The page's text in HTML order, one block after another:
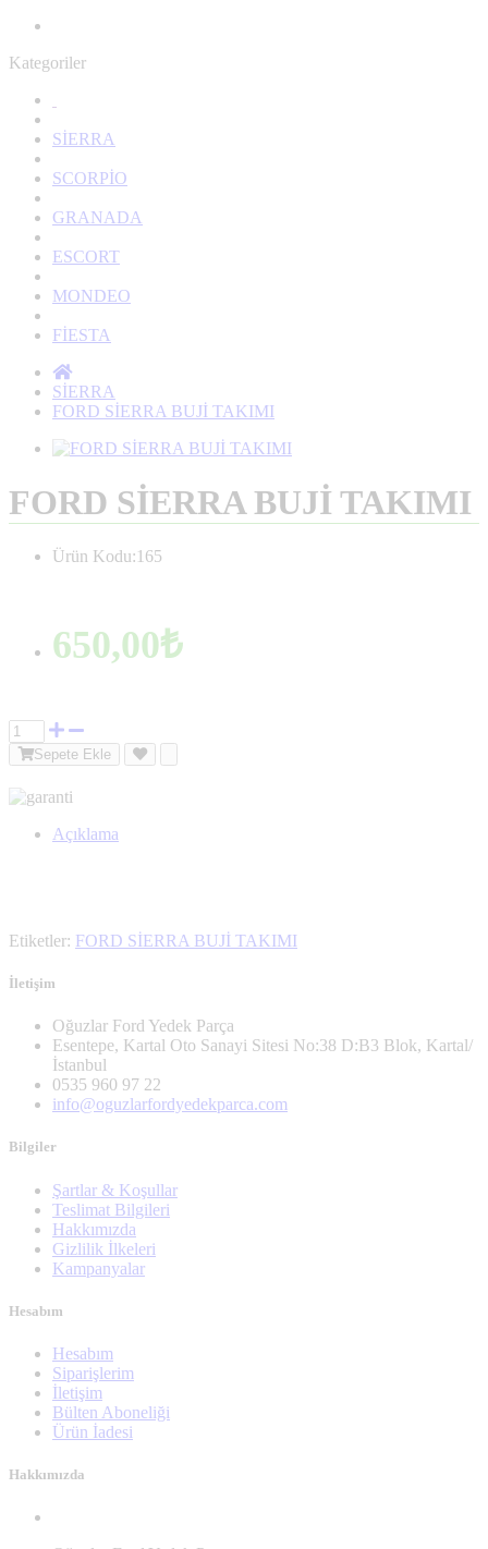
Kategoriler
SİERRA
SCORPİO
GRANADA
ESCORT
MONDEO
FİESTA
SİERRA
FORD SİERRA BUJİ TAKIMI
FORD SİERRA BUJİ TAKIMI
Ürün Kodu:165
650,00₺
Sepete Ekle
Açıklama
Etiketler: FORD SİERRA BUJİ TAKIMI
İletişim
Oğuzlar Ford Yedek Parça
Esentepe, Kartal Oto Sanayi Sitesi No:38 D:B3 Blok, Kartal/
İstanbul
0535 960 97 22
info@oguzlarfordyedekparca.com
Bilgiler
Şartlar & Koşullar
Teslimat Bilgileri
Hakkımızda
Gizlilik İlkeleri
Kampanyalar
Hesabım
Hesabım
Siparişlerim
İletişim
Bülten Aboneliği
Ürün İadesi
Hakkımızda